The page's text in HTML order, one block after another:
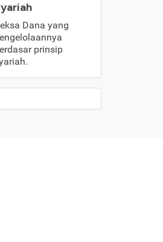
Dana yang
prinsip